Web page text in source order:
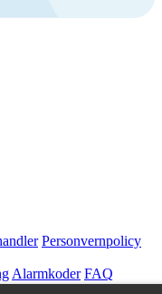
Personvernpolicy
Alarmkoder FAQ